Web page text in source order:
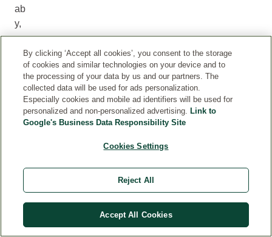
ab
y,
eu
ge
ne
By clicking ‘Accept all cookies’, you consent to the storage
of cookies and similar technologies on your device and to
the processing of your data by us and our partners. The
collected data will be used for ads personalization.
Especially cookies and mobile ad identifiers will be used for
personalized and non-personalized advertising. Link to
Google's Business Data Responsibility Site
Cookies Settings
Reject All
Accept All Cookies